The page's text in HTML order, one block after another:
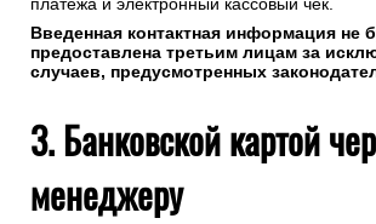
платежа и электронный кассовый чек.
Введенная контактная информация не
предоставлена третьим лицам за
случаев, предусмотренных
3. Банковской картой
менеджеру